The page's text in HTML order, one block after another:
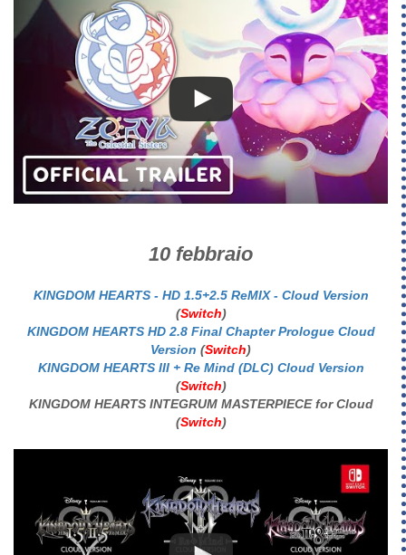
10 febbraio
KINGDOM HEARTS - HD 1.5+2.5 ReMIX - Cloud Version
(Switch)
KINGDOM HEARTS HD 2.8 Final Chapter Prologue Cloud
Version (Switch)
KINGDOM HEARTS III + Re Mind (DLC) Cloud Version
(Switch)
KINGDOM HEARTS INTEGRUM MASTERPIECE for Cloud
(Switch)